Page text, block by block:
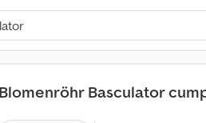
Blomenröhr Basculator